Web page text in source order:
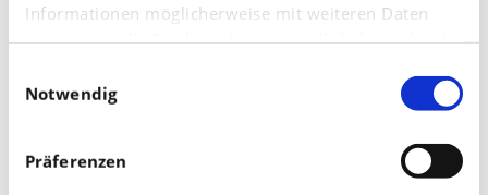
Informationen möglicherweise mit weiteren Daten
zusammen, die Sie ihnen bereitgestellt haben oder die
haben.
Notwendig
Präferenzen
Mai 26,2014
Phosphor-Düngung